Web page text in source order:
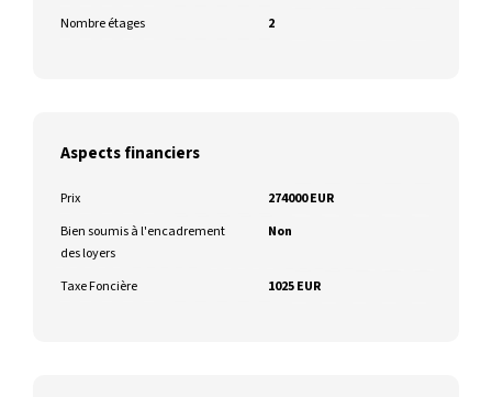
Nombre étages
2
Aspects financiers
Prix
274000 EUR
Bien soumis à l'encadrement
des loyers
Non
Taxe Foncière 1025 EUR